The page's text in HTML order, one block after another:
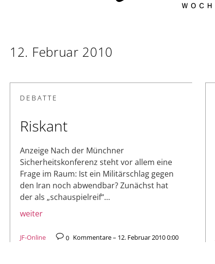
12. Februar 2010
DEBATTE
Riskant
Anzeige Nach der Münchner
Sicherheitskonferenz steht vor allem eine
Frage im Raum: Ist ein Militärschlag gegen
den Iran noch abwendbar? Zunächst hat
der als „schauspielreif“…
weiter
JF-Online 0 Kommentare – 12. Februar 2010 0:00